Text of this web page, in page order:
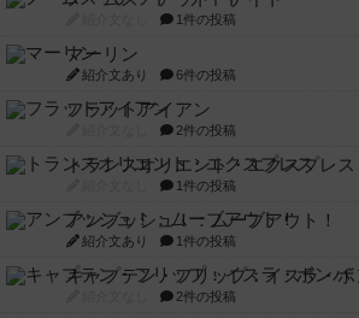
1件の投稿
マーリン
紹介文あり 6件の投稿
フラットアイアン
2件の投稿
トランスオリエント・エクスプレス
1件の投稿
アンブッシュ！：ムーブアウト！
紹介文あり 1件の投稿
キャプテン・フリップ：イスラ・ボ
2件の投稿